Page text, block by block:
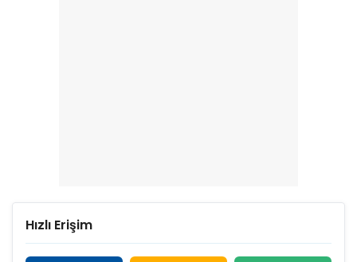
Hızlı Erişim